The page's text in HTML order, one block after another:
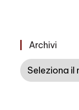
Archivi
Archivi